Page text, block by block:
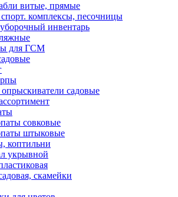
витые, прямые
спорт. комплексы, песочницы
инвентарь
для ГСМ
садовые
совковые
штыковые
коптильни
укрывной
скамейки